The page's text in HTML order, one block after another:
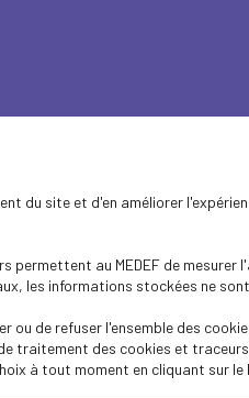
du site et d'en améliorer
permettent au MEDEF de
les informations stockées ne
ou de refuser l'ensemble des
traitement des cookies et
à tout moment en cliquant sur le